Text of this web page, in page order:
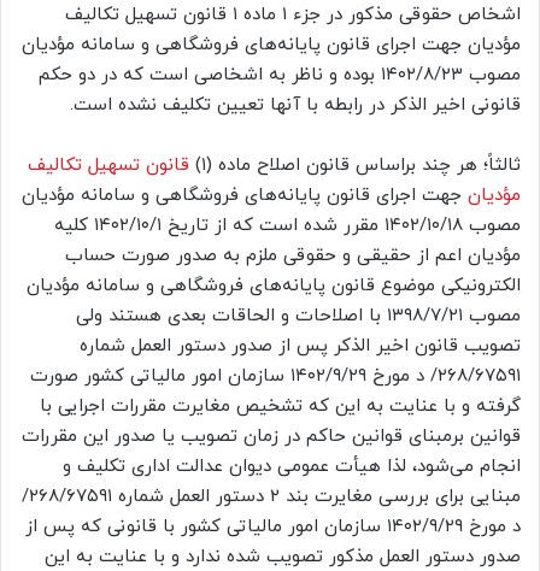
اشخاص حقوقی مذکور در جزء ۱ ماده ۱ قانون تسهیل تکالیف
مؤدیان جهت اجرای قانون پایانه‌های فروشگاهی و سامانه مؤدیان
مصوب ۱۴۰۲/۸/۲۳ بوده و ناظر به اشخاصی است که در دو حکم
قانونی اخیر الذکر در رابطه با آنها تعیین تکلیف نشده است.
ثالثاً؛ هر چند براساس قانون اصلاح ماده (۱)
قانون تسهیل تکالیف
مؤدیان جهت اجرای قانون پایانه‌های فروشگاهی و سامانه مؤدیان
مصوب ۱۴۰۲/۱۰/۱۸ مقرر شده است که از تاریخ ۱۴۰۲/۱۰/۱ کلیه
مؤدیان اعم از حقیقی و حقوقی ملزم به صدور صورت حساب
الکترونیکی موضوع قانون پایانه‌های فروشگاهی و سامانه مؤدیان
مصوب ۱۳۹۸/۷/۲۱ با اصلاحات و الحاقات بعدی هستند ولی
تصویب قانون اخیر الذکر پس از صدور دستور العمل شماره
۲۶۸/۶۷۵۹۱/ د مورخ ۱۴۰۲/۹/۲۹ سازمان امور مالیاتی کشور صورت
گرفته و با عنایت به این که تشخیص مغایرت مقررات اجرایی با
قوانین برمبنای قوانین حاکم در زمان تصویب یا صدور این مقررات
انجام می‌شود، لذا هیأت عمومی دیوان عدالت اداری تکلیف و
مبنایی برای بررسی مغایرت بند ۲ دستور العمل شماره ۲۶۸/۶۷۵۹۱/
د مورخ ۱۴۰۲/۹/۲۹ سازمان امور مالیاتی کشور با قانونی که پس از
صدور دستور العمل مذکور تصویب شده ندارد و با عنایت به این